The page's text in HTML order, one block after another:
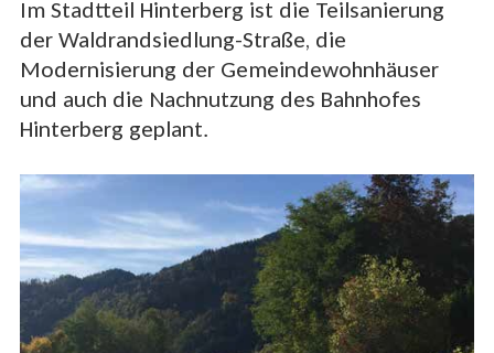
Im Stadtteil Hinterberg ist die Teilsanierung
der Waldrandsiedlung-Straße, die
Modernisierung der Gemeindewohnhäuser
und auch die Nachnutzung des Bahnhofes
Hinterberg geplant.